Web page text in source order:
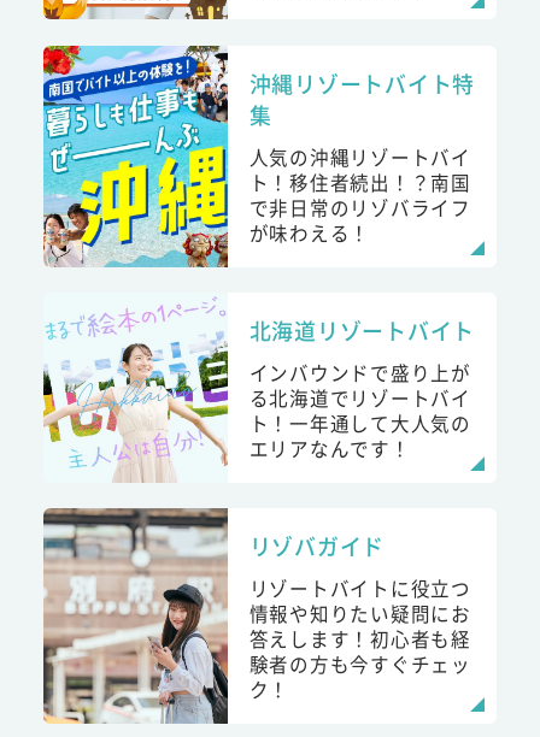
沖縄リゾートバイト特
集
人気の沖縄リゾートバイ
ト！移住者続出！？南国
で非日常のリゾバライフ
が味わえる！
北海道リゾートバイト
インバウンドで盛り上が
る北海道でリゾートバイ
ト！一年通して大人気の
エリアなんです！
リゾバガイド
リゾートバイトに役立つ
情報や知りたい疑問にお
答えします！初心者も経
験者の方も今すぐチェッ
ク！